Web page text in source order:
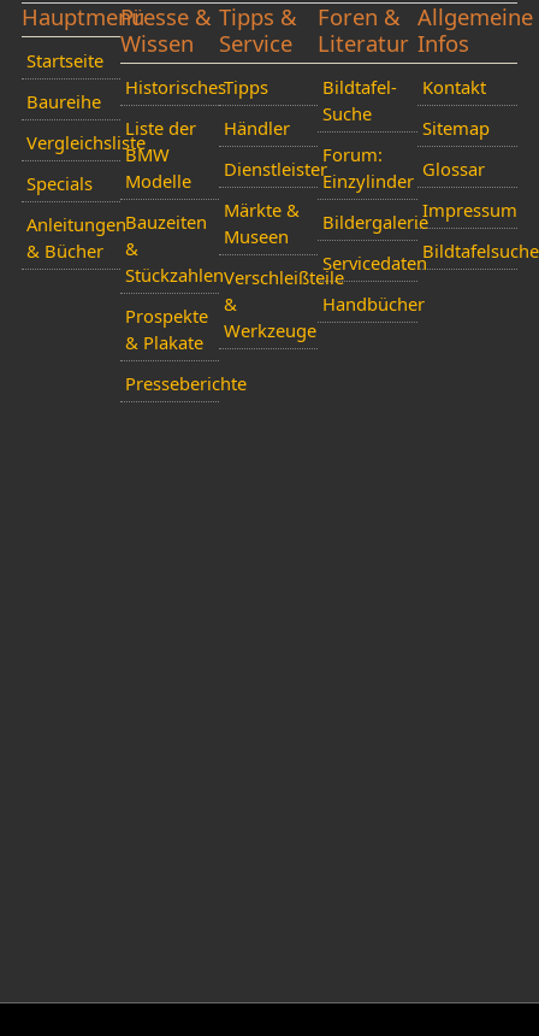
Hauptmenü
Startseite
Baureihe
Vergleichsliste
Specials
Anleitungen
& Bücher
Presse &
Wissen
Historisches
Liste der
BMW
Modelle
Bauzeiten
&
Stückzahlen
Prospekte
& Plakate
Presseberichte
Tipps &
Service
Tipps
Händler
Dienstleister
Märkte &
Museen
Verschleißteile
&
Werkzeuge
Foren &
Literatur
Bildtafel-
Suche
Forum:
Einzylinder
Bildergalerie
Servicedaten
Handbücher
Allgemeine
Infos
Kontakt
Sitemap
Glossar
Impressum
Bildtafelsuche